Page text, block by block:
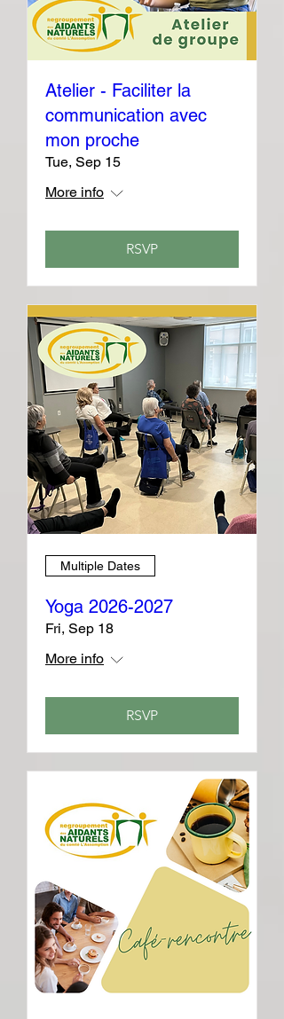
Atelier - Faciliter la
communication avec
mon proche
Tue, Sep 15
More info
RSVP
Multiple Dates
Yoga 2026-2027
Fri, Sep 18
More info
RSVP